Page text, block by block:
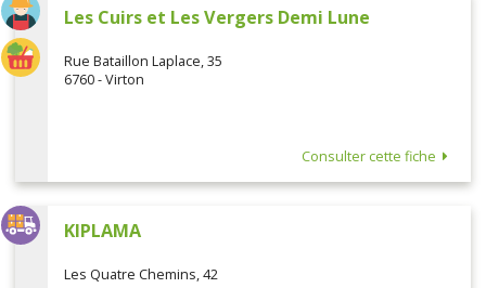
Les Cuirs et Les Vergers Demi Lune
Rue Bataillon Laplace, 35
6760 - Virton
Consulter cette fiche
KIPLAMA
Les Quatre Chemins, 42